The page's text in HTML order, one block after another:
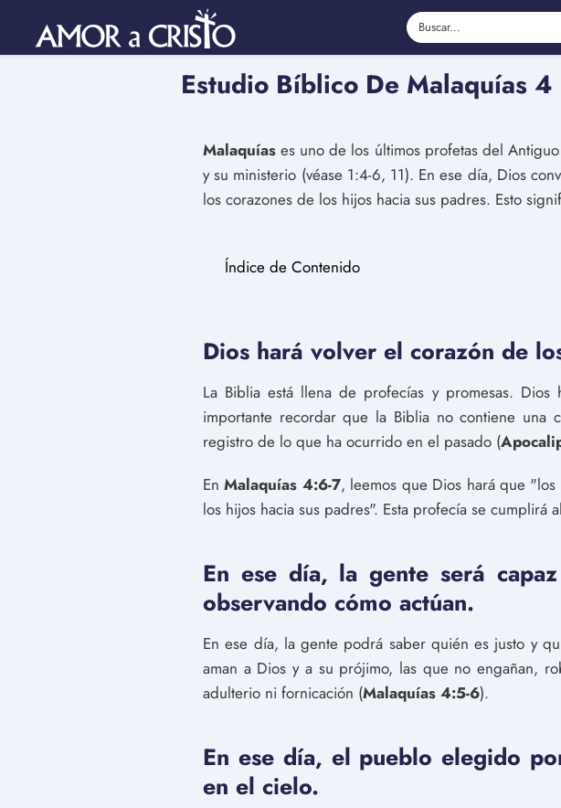
Estudio Bíblico De Malaquías 4
Malaquías es uno de los últimos profetas del
y su ministerio (véase 1:4-6, 11). En ese día, Dios
los corazones de los hijos hacia sus padres. Esto
Índice de Contenido
Dios hará volver el corazón de
La Biblia está llena de profecías y promesas.
importante recordar que la Biblia no contiene
registro de lo que ha ocurrido en el pasado (
EnMalaquías 4:6-7, leemos que Dios hará que "los
los hijos hacia sus padres". Esta profecía se
En ese día, la gente será
observando cómo actúan.
En ese día, la gente podrá saber quién es justo y
aman a Dios y a su prójimo, las que no engañan,
adulterio ni fornicación (Malaquías 4:5-6).
En ese día, el pueblo elegido
en el cielo.